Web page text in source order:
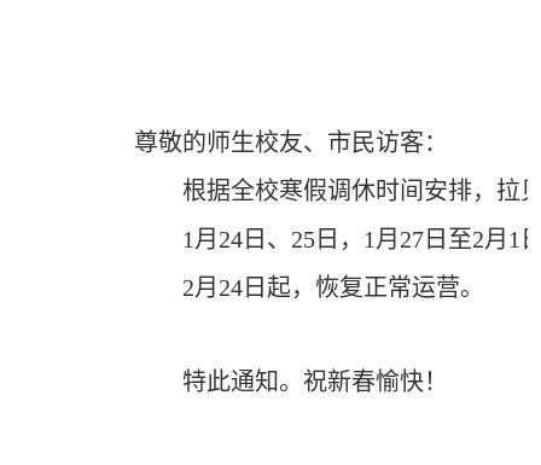
尊敬的师生校友、市民访客：
根据全校寒假调休时间 安排，拉
1月24日、25日，1月27日至2月
2月24日起，恢复正常运营。
特此通知。 祝新春愉快！